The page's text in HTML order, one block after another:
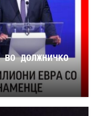
ВО ДОЛЖНИЧКО